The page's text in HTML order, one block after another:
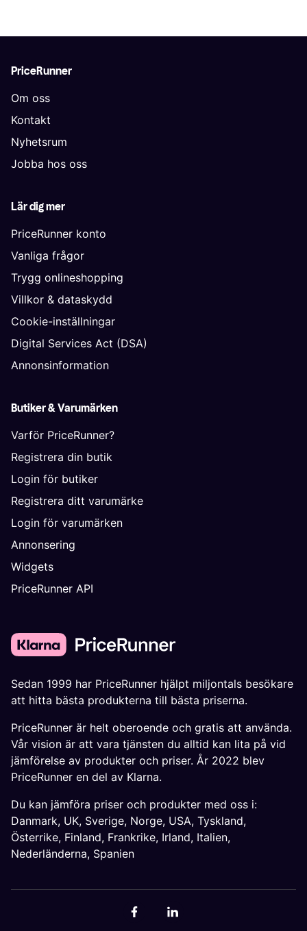
PriceRunner
Om oss
Kontakt
Nyhetsrum
Jobba hos oss
Lär dig mer
PriceRunner konto
Vanliga frågor
Trygg onlineshopping
Villkor & dataskydd
Cookie-inställningar
Digital Services Act (DSA)
Annonsinformation
Butiker & Varumärken
Varför PriceRunner?
Registrera din butik
Login för butiker
Registrera ditt varumärke
Login för varumärken
Annonsering
Widgets
PriceRunner API
Sedan 1999 har PriceRunner hjälpt miljontals besökare
att hitta bästa produkterna till bästa priserna.
PriceRunner är helt oberoende och gratis att använda.
Vår vision är att vara tjänsten du alltid kan lita på vid
jämförelse av produkter och priser. År 2022 blev
PriceRunner en del av Klarna.
Du kan jämföra priser och produkter med oss i:
Danmark, UK, Sverige, Norge, USA, Tyskland,
Österrike, Finland, Frankrike, Irland, Italien,
Nederländerna, Spanien